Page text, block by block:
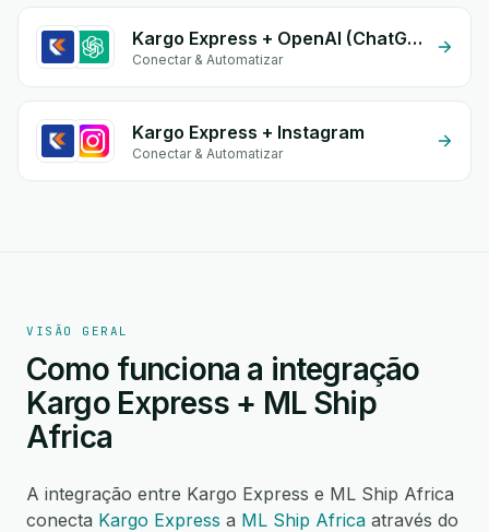
Kargo Express + OpenAI (ChatGPT)
Conectar & Automatizar
Kargo Express + Instagram
Conectar & Automatizar
VISÃO GERAL
Como funciona a integração
Kargo Express + ML Ship
Africa
A integração entre Kargo Express e ML Ship Africa
conecta Kargo Express a ML Ship Africa através do